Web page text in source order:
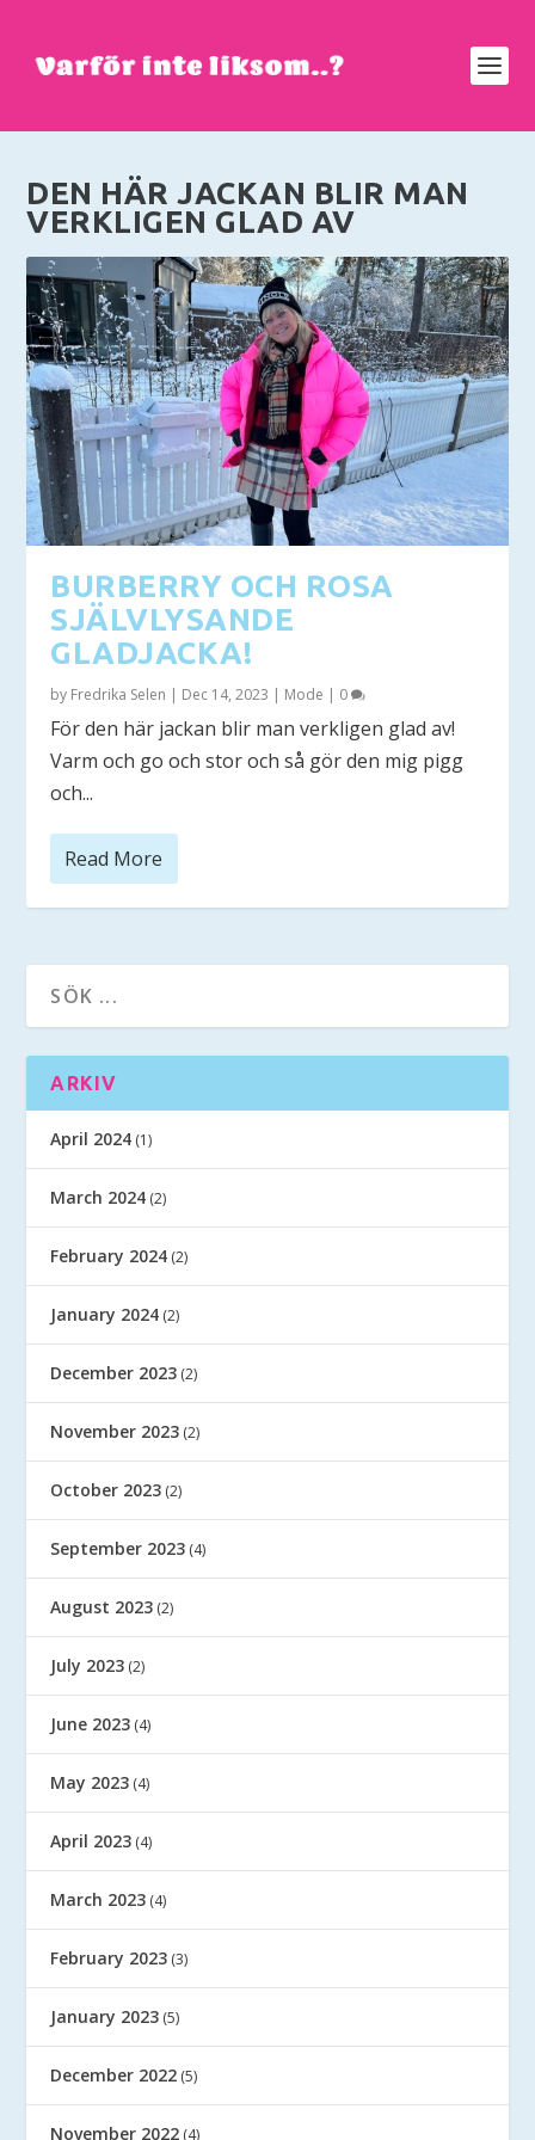
DEN HÄR JACKAN BLIR MAN
VERKLIGEN GLAD AV
BURBERRY OCH ROSA
SJÄLVLYSANDE
GLADJACKA!
by Fredrika Selen | Dec 14, 2023 | Mode | 0
För den här jackan blir man verkligen glad av!
Varm och go och stor och så gör den mig pigg
och...
Read More
ARKIV
April 2024 (1)
March 2024 (2)
February 2024 (2)
January 2024 (2)
December 2023 (2)
November 2023 (2)
October 2023 (2)
September 2023 (4)
August 2023 (2)
July 2023 (2)
June 2023 (4)
May 2023 (4)
April 2023 (4)
March 2023 (4)
February 2023 (3)
January 2023 (5)
December 2022 (5)
November 2022 (4)